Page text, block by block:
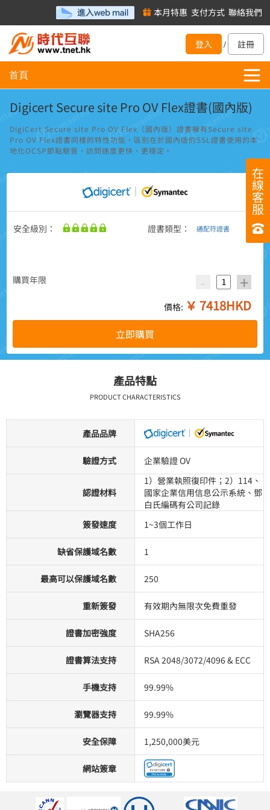
本月特惠 支付方式 聯絡我們
登入 / 註冊
在
線
客
服
首頁
Digicert Secure site Pro OV Flex證書(國內版)
DigiCert Secure site Pro OV Flex（國內版）證書擁有Secure site
Pro OV Flex證書同樣的特性功能，區別在於國內版的SSL證書使用的本
地化OCSP節點驗簽，訪問速度更快、更穩定。
安全級別： 證書類型： 通配符證書
購買年限 - +
價格: ￥ 7418HKD
立即購買
產品特點
PRODUCT CHARACTERISTICS
產品品牌
驗證方式 企業驗證 OV
認證材料
1）營業執照復印件；2）114、
國家企業信用信息公示系統、鄧
白氏編碼有公司記錄
簽發速度
1~3個工作日
缺省保護域名數 1
最高可以保護域名數 250
重新簽發 有效期內無限次免費重發
證書加密強度 SHA256
證書算法支持 RSA 2048/3072/4096 & ECC
手機支持 99.99%
瀏覽器支持 99.99%
安全保障 1,250,000美元
網站簽章